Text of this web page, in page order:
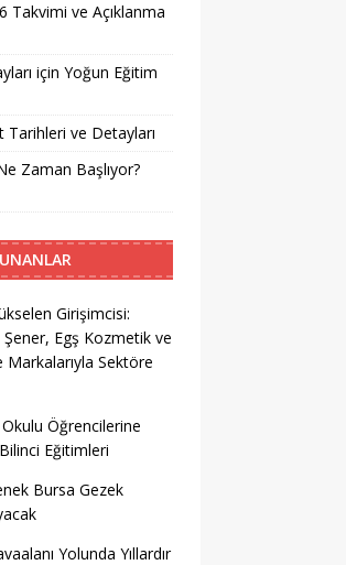
Takvimi ve Açıklanma
için Yoğun Eğitim
Tarihleri ve Detayları
Zaman Başlıyor?
Girişimcisi:
Şener, Egş Kozmetik ve
Sektöre
Öğrencilerine
Eğitimleri
Bursa Gezek
Yolunda Yıllardır